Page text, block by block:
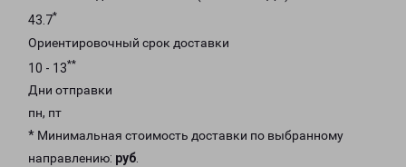
43.7*
Ориентировочный срок доставки
10 - 13**
Дни отправки
пн, пт
* Минимальная стоимость доставки по выбранному
направлению: руб.